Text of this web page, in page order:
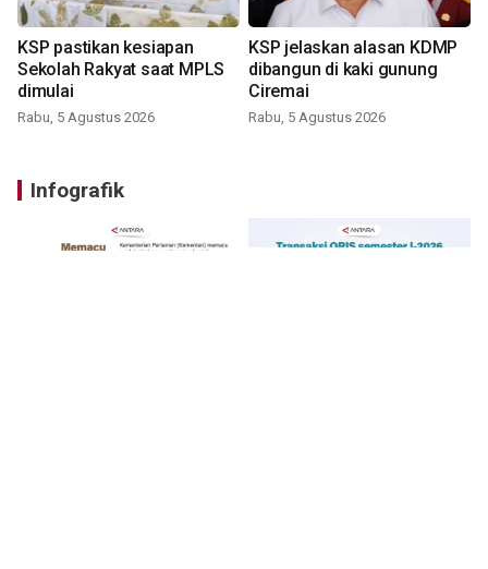
KSP pastikan kesiapan
Sekolah Rakyat saat MPLS
dimulai
Rabu, 5 Agustus 2026
KSP jelaskan alasan KDMP
dibangun di kaki gunung
Ciremai
Rabu, 5 Agustus 2026
Infografik